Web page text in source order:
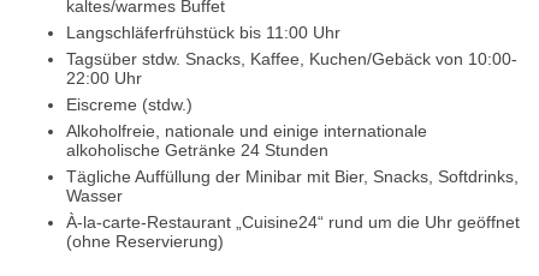
kaltes/warmes Buffet
Langschläferfrühstück bis 11:00 Uhr
Tagsüber stdw. Snacks, Kaffee, Kuchen/Gebäck von 10:00-
22:00 Uhr
Eiscreme (stdw.)
Alkoholfreie, nationale und einige internationale
alkoholische Getränke 24 Stunden
Tägliche Auffüllung der Minibar mit Bier, Snacks, Softdrinks,
Wasser
À-la-carte-Restaurant „Cuisine24“ rund um die Uhr geöffnet
(ohne Reservierung)